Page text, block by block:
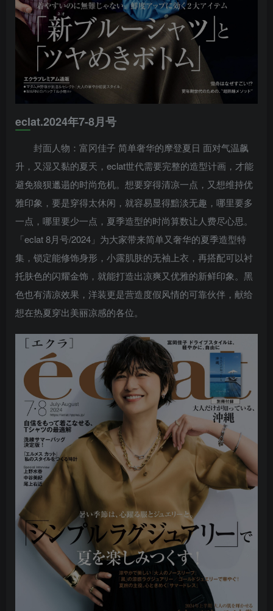
eclat.2024年7-8月号
封面人物：富冈佳子 简单奢华的摩登夏日 面对气温飙
升，又湿又黏的夏天，eclat世代需要完整的造型计画，才能
避免狼狈邋遢的时尚危机。想要穿得清凉一点，又想维持优
雅印象，要是穿得太休闲，就容易显得黯淡无趣，哪里要多
一点，哪里要少一点，夏季造型的时尚算数让人费尽心思。
「eclat 8月号/2024」为大家带来简单又奢华的夏季造型特
集，锁定能修饰身形，小露肌肤的无袖上衣，再搭配可以衬
托肤色的闪耀金饰，就能打造出凉爽又优雅的新鲜印象。黑
色也有清凉效果，洋装更是营造度假风情的可靠伙伴，献给
想在热夏穿出美丽凉感的各位。